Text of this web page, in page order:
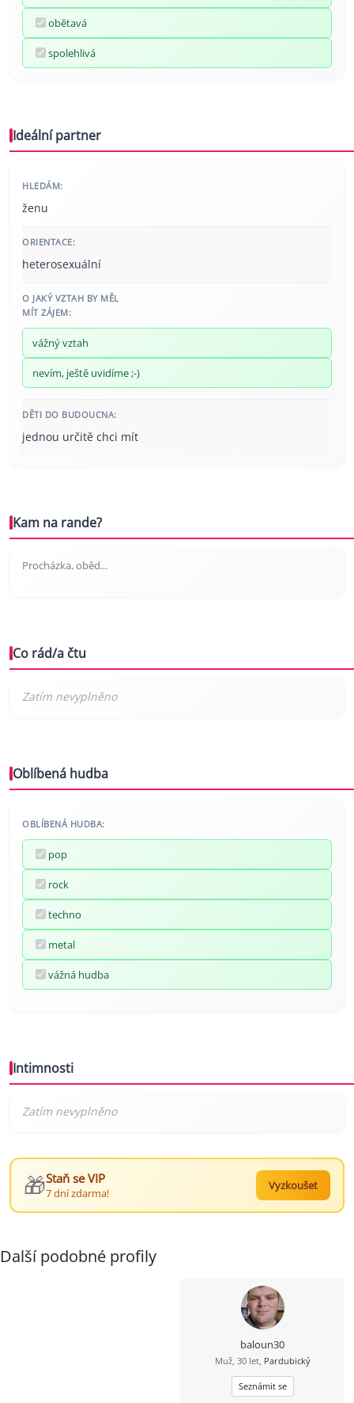
obětavá
spolehlivá
Ideální partner
HLEDÁM:
ženu
ORIENTACE:
heterosexuální
O JAKÝ VZTAH BY MĚL
MÍT ZÁJEM:
vážný vztah
nevím, ještě uvidíme ;-)
DĚTI DO BUDOUCNA:
jednou určitě chci mít
Kam na rande?
Procházka, oběd...
Co rád/a čtu
Oblíbená hudba
OBLÍBENÁ HUDBA:
pop
rock
techno
metal
vážná hudba
Intimnosti
🎁Staň se VIP
7 dní zdarma!
Vyzkoušet
Další podobné profily
baloun30
Muž, 30 let, Pardubický
Seznámit se